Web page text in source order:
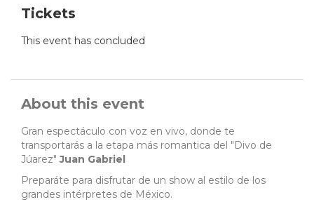
Tickets
This event has concluded
About this event
Gran espectáculo con voz en vivo, donde te
transportarás a la etapa más romantica del "Divo de
Júarez"Juan Gabriel
Preparáte para disfrutar de un show al estilo de los
grandes intérpretes de México.